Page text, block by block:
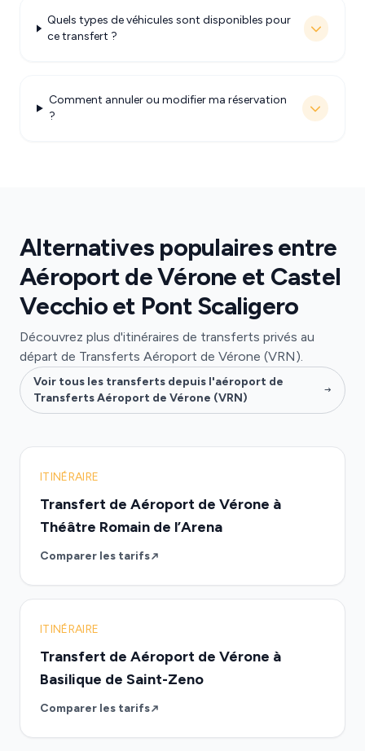
Quels types de véhicules sont disponibles pour
ce transfert ?
Comment annuler ou modifier ma réservation
?
Alternatives populaires entre
Aéroport de Vérone et Castel
Vecchio et Pont Scaligero
Découvrez plus d'itinéraires de transferts privés au
départ de Transferts Aéroport de Vérone (VRN).
Voir tous les transferts depuis l'aéroport de
Transferts Aéroport de Vérone (VRN)
ITINÉRAIRE
Transfert de Aéroport de Vérone à
Théâtre Romain de l’Arena
Comparer les tarifs
ITINÉRAIRE
Transfert de Aéroport de Vérone à
Basilique de Saint-Zeno
Comparer les tarifs